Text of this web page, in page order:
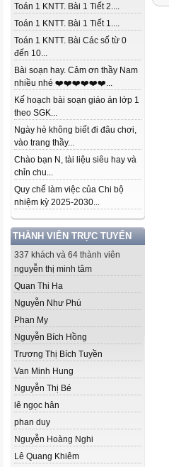
Toán 1 KNTT. Bài 1 Tiết 2....
Toán 1 KNTT. Bài 1 Tiết 1....
Toán 1 KNTT. Bài Các số từ 0
đến 10...
Bài soạn hay. Cảm ơn thầy Nam
nhiều nhé ❤️❤️❤️❤️❤️❤️...
Kế hoạch bài soạn giáo án lớp 1
theo SGK...
Ngày hè không biết đi đâu chơi,
vào trang thầy...
Chào bạn N, tài liệu siêu hay và
chỉn chu...
Quy chế làm việc của Chi bộ
nhiệm kỳ 2025-2030...
THÀNH VIÊN TRỰC TUYẾN
337 khách và 64 thành viên
nguyễn thị minh tâm
Quan Thi Ha
Nguyễn Như Phú
Phan My
Nguyễn Bích Hồng
Trương Thị Bích Tuyền
Van Minh Hung
Nguyễn Thị Bé
lê ngọc hân
phan duy
Nguyễn Hoàng Nghi
Lê Quang Khiêm